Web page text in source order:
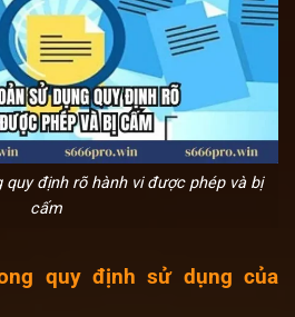
quy định rõ hành vi được phép và bị
cấm
quy định sử dụng của